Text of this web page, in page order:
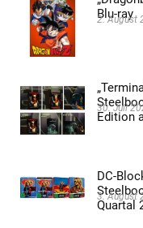
Blu-ray
2. August
Edition
30. Juli
DC-
Quartal
3. August